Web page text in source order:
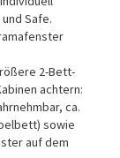
Safe.
2-Bett-
achtern:
ca.
sowie
auf dem